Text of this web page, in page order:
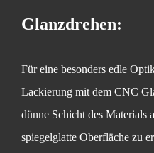
Glanzdrehen:
Für eine besonders edle
Lackierung mit dem CNC
dünne Schicht des Materials
spiegelglatte Oberfläche zu